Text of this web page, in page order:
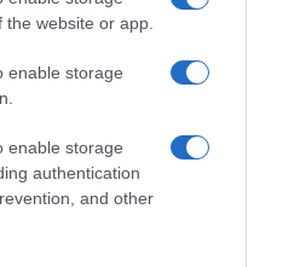
website or app.
enable storage
enable storage
authentication
and other